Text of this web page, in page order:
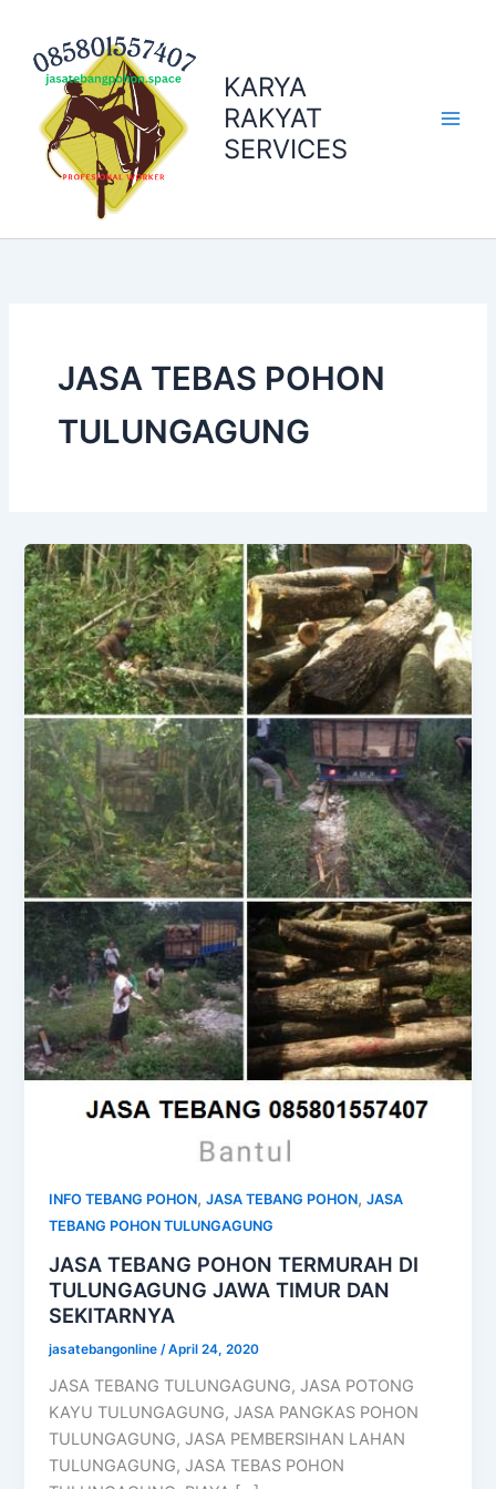
content
KARYA
RAKYAT
SERVICES
JASA TEBAS POHON
TULUNGAGUNG
INFO TEBANG POHON,JASA TEBANG POHON,JASA
TEBANG POHON TULUNGAGUNG
JASA TEBANG POHON TERMURAH DI
TULUNGAGUNG JAWA TIMUR DAN
SEKITARNYA
jasatebangonline/April 24, 2020
JASA TEBANG TULUNGAGUNG, JASA POTONG
KAYU TULUNGAGUNG, JASA PANGKAS POHON
TULUNGAGUNG, JASA PEMBERSIHAN LAHAN
TULUNGAGUNG, JASA TEBAS POHON